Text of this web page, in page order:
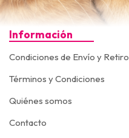
Información
Condiciones de Envío y Retiro
Términos y Condiciones
Quiénes somos
Contacto